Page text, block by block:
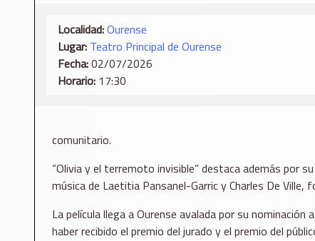
Localidad:Ourense
Lugar: Teatro Principal de Ourense
Fecha:02/07/2026
Horario: 17:30
comunitario.
“Olivia y el terremoto invisible” destaca además por
música de Laetitia Pansanel-Garric y Charles De
La película llega a Ourense avalada por su
haber recibido el premio del jurado y el premio del